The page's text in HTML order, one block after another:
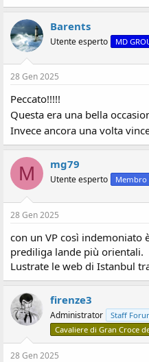
Barents
Utente esperto MD
28 Gen 2025
Peccato!!!!!
Questa era una bella
Invece ancora una volta
M mg79
Utente esperto Membro
28 Gen 2025
con un VP così indemoniato
prediliga lande più orientali.
Lustrate le web di Istanbul
firenze3
Administrator Staff
Cavaliere di Gran Croce
28 Gen 2025